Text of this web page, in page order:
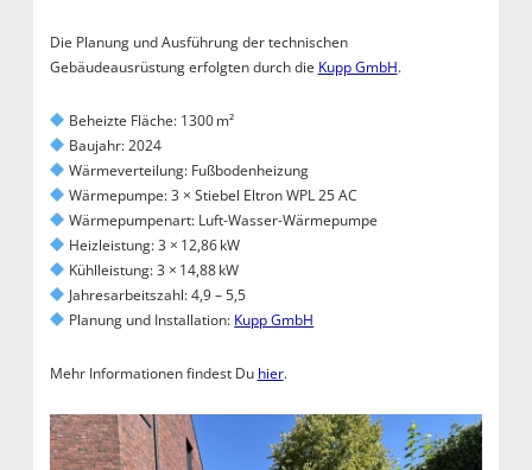
Die Planung und Ausführung der technischen
Gebäudeausrüstung erfolgten durch die Kupp GmbH.
Beheizte Fläche: 1300 m²
Baujahr: 2024
Wärmeverteilung: Fußbodenheizung
Wärmepumpe: 3 × Stiebel Eltron WPL 25 AC
Wärmepumpenart: Luft-Wasser-Wärmepumpe
Heizleistung: 3 × 12,86 kW
Kühlleistung: 3 × 14,88 kW
Jahresarbeitszahl: 4,9 – 5,5
Planung und Installation: Kupp GmbH
Mehr Informationen findest Du hier.